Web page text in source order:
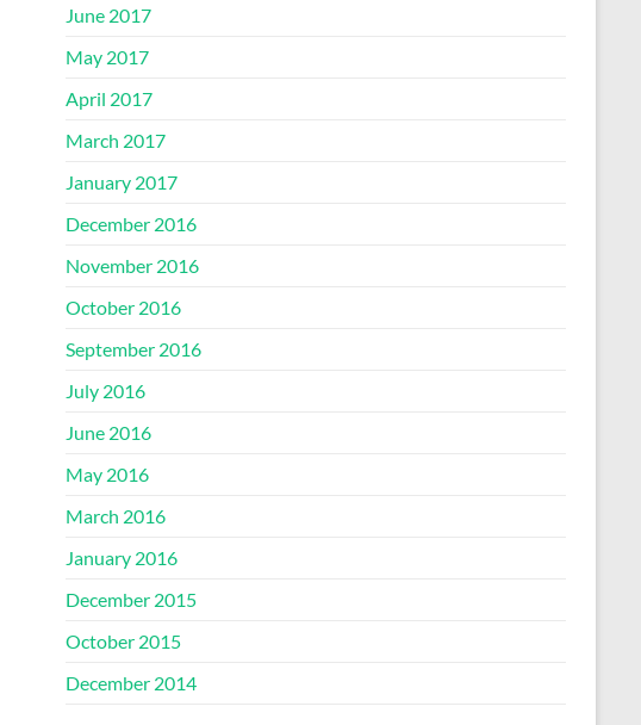
June 2017
May 2017
April 2017
March 2017
January 2017
December 2016
November 2016
October 2016
September 2016
July 2016
June 2016
May 2016
March 2016
January 2016
December 2015
October 2015
December 2014